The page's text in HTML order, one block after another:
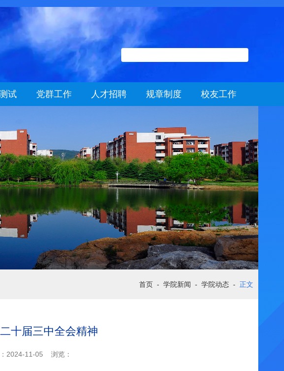
试 党群工作 人才招聘 规章制度 校友工作
首页 - 学院新闻 - 学院动态 - 正文
十届三中全会精神
2024-11-05 浏览：